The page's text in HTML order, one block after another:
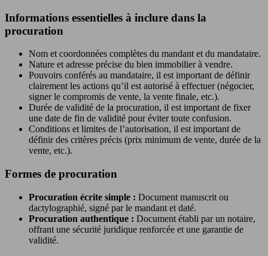
Informations essentielles à inclure dans la
procuration
Nom et coordonnées complètes du mandant et du mandataire.
Nature et adresse précise du bien immobilier à vendre.
Pouvoirs conférés au mandataire, il est important de définir
clairement les actions qu’il est autorisé à effectuer (négocier,
signer le compromis de vente, la vente finale, etc.).
Durée de validité de la procuration, il est important de fixer
une date de fin de validité pour éviter toute confusion.
Conditions et limites de l’autorisation, il est important de
définir des critères précis (prix minimum de vente, durée de la
vente, etc.).
Formes de procuration
Procuration écrite simple : Document manuscrit ou
dactylographié, signé par le mandant et daté.
Procuration authentique : Document établi par un notaire,
offrant une sécurité juridique renforcée et une garantie de
validité.